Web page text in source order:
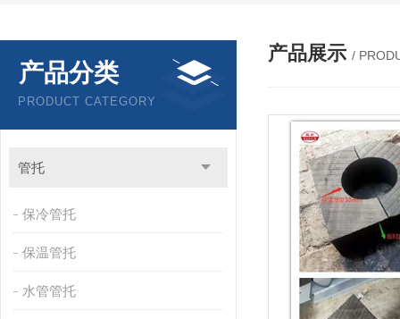
产品分类
PRODUCT CATEGORY
管托
保冷管托
保温管托
水管管托
产品展示 /